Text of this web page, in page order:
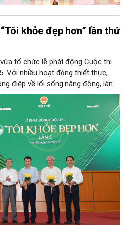
khỏe đẹp hơn” lần thứ
tổ chức lễ phát động Cuộc thi
Với nhiều hoạt động thiết thực,
điệp về lối sống năng động, lành
dân chủ động chăm sóc sức khỏe.